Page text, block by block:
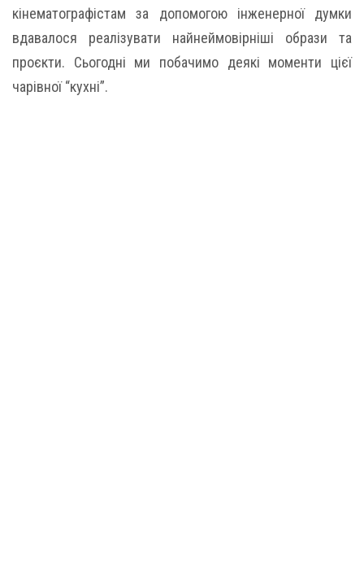
кінематографістам за допомогою інженерної думки
вдавалося реалізувати найнеймовірніші образи та
проєкти. Сьогодні ми побачимо деякі моменти цієї
чарівної “кухні”.